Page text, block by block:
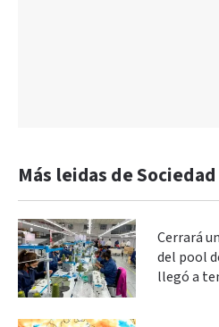
Más leidas de Sociedad
Cerrará
del pool
llegó a